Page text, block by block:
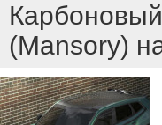
(Mansory)